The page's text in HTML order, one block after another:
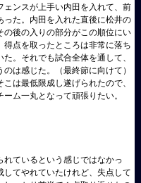
ェンスが上手い内田を入れて、前
た。内田を入れた直後に松井の
後の入りの部分がこの順位にい
点を取ったところは非常に落ち
。それでも試合全体を通して、
は感じた。（最終節に向けて）
は最低限成し遂げられたので、
ム一丸となって頑張りたい。
ているという感じではなかっ
てやれていたけれど、失点して